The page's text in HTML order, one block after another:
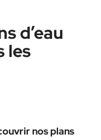
d’eau
les
nos plans